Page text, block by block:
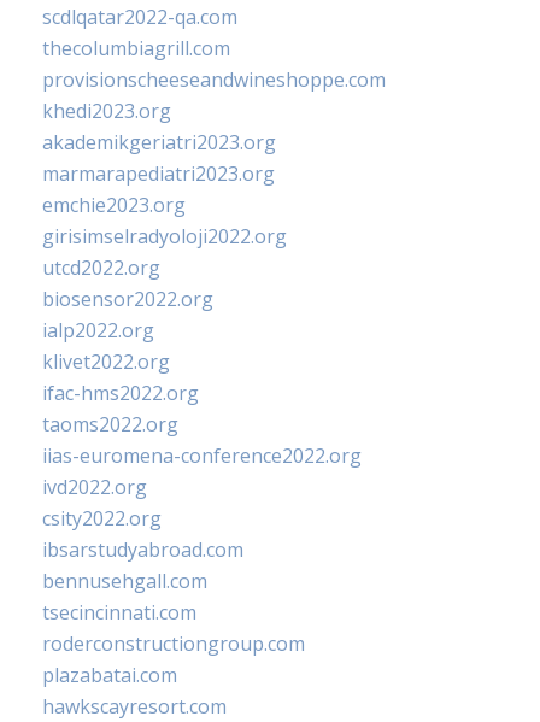
scdlqatar2022-qa.com
thecolumbiagrill.com
provisionscheeseandwineshoppe.com
khedi2023.org
akademikgeriatri2023.org
marmarapediatri2023.org
emchie2023.org
girisimselradyoloji2022.org
utcd2022.org
biosensor2022.org
ialp2022.org
klivet2022.org
ifac-hms2022.org
taoms2022.org
iias-euromena-conference2022.org
ivd2022.org
csity2022.org
ibsarstudyabroad.com
bennusehgall.com
tsecincinnati.com
roderconstructiongroup.com
plazabatai.com
hawkscayresort.com